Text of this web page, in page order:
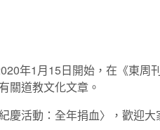
年1月15日開始，在《東周
關道教文化文章。
活動：全年捐血〉，歡迎大